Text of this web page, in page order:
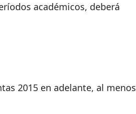
académicos, deberá
2015 en adelante, al menos